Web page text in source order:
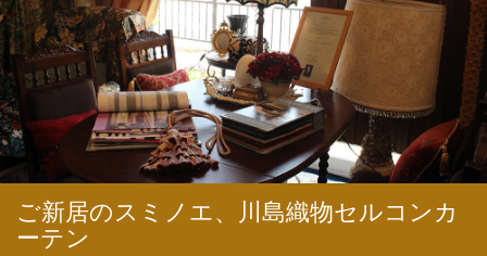
ご新居のスミノエ、川島織物セルコンカ
ーテン